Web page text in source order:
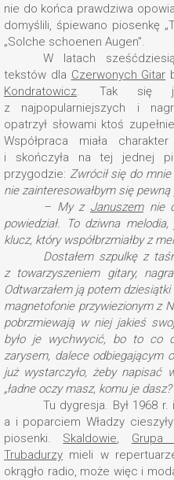
nie do końca prawdziwa
domyślili, śpiewano piosenkę
„Solche schoenen Augen”.
W latach
tekstów dla Czerwonych Gitar
Kondratowicz. Tak się
z najpopularniejszych i
opatrzył słowami ktoś
Współpraca miała
i skończyła na tej jednej
przygodzie: Zwrócił się do mnie
nie zainteresowałbym się pewną
– My z Januszemnie
powiedział. To dziwna
klucz, który współbrzmiałby z
Dostałem szpulkę z
z towarzyszeniem gitary,
Odtwarzałem ją potem
magnetofonie przywiezionym z
pobrzmiewają w niej jakieś
było je wychwycić, bo to co
zarysem, dalece odbiegającym
już wystarczyło, żeby napisać
„ładne oczy masz, komu je
Tu dygresja. Był 1968
a i poparciem Władzy
piosenki. Skaldowie,
Trubadurzy mieli w
okrągło radio, może więc i